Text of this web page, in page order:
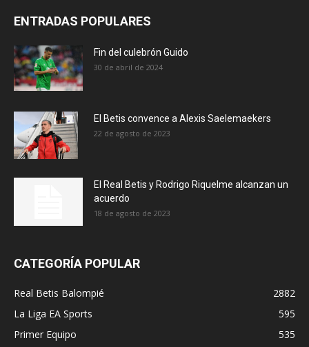
ENTRADAS POPULARES
Fin del culebrón Guido
30 de abril de 2024
El Betis convence a Alexis Saelemaekers
22 de agosto de 2023
El Real Betis y Rodrigo Riquelme alcanzan un
acuerdo
18 de agosto de 2023
CATEGORÍA POPULAR
Real Betis Balompié
2882
La Liga EA Sports
595
Primer Equipo
535